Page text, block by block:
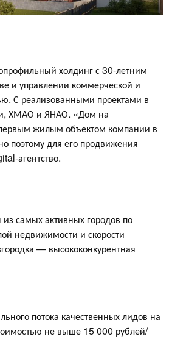
холдинг с 30-летним
и управлении коммерческой и
С реализованными проектами в
ХМАО и ЯНАО. «Дом на
жилым объектом компании в
поэтому для его продвижения
агентство.
самых активных городов по
недвижимости и скорости
— высококонкурентная
потока качественных лидов на
не выше 15 000 рублей/